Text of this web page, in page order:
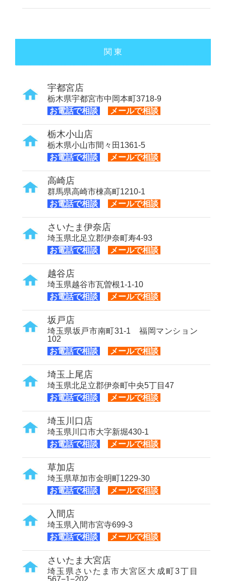
関 東
宇都宮店
栃木県宇都宮市中岡本町3718-9
お電話で相談
メールで相談
栃木小山店
栃木県小山市間々田1361-5
お電話で相談
メールで相談
高崎店
群馬県高崎市棟高町1210-1
お電話で相談
メールで相談
さいたま伊奈店
埼玉県北足立郡伊奈町寿4-93
お電話で相談
メールで相談
越谷店
埼玉県越谷市瓦曽根1-1-10
お電話で相談
メールで相談
坂戸店
埼玉県坂戸市南町31-1 福岡マンション
102
お電話で相談
メールで相談
埼玉上尾店
埼玉県北足立郡伊奈町中央5丁目47
お電話で相談
メールで相談
埼玉川口店
埼玉県川口市大字新堀430-1
お電話で相談
メールで相談
草加店
埼玉県草加市金明町1229-30
お電話で相談
メールで相談
入間店
埼玉県入間市宮寺699-3
お電話で相談
メールで相談
さいたま大宮店
埼玉県さいたま市大宮区大成町3丁目